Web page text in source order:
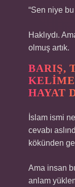
“Sen niye
Haklıydı.
olmuş artık.
BARIŞ,
HAYAT
İslam ismi
cevabı
kökünden
Ama insan
anlam